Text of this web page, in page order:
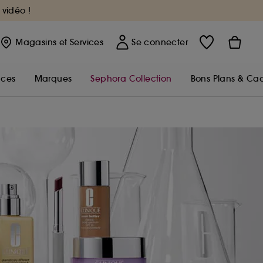
vidéo !
Magasins et Services Se connecter
Marques Sephora Collection Bons Plans &